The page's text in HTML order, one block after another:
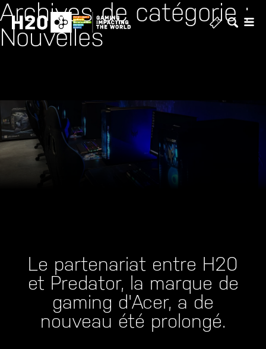
Archives de catégorie :
Nouvelles
Le partenariat entre H20
et Predator, la marque de
gaming d'Acer, a de
nouveau été prolongé.